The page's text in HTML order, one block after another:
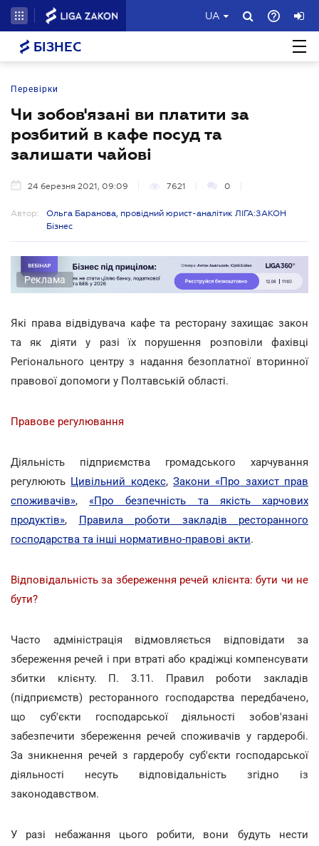
UA
БІЗНЕС
Перевірки
Чи зобов'язані ви платити за
розбитий в кафе посуд та
залишати чайові
24 березня 2021, 09:09 7621 0
Автор:
Ольга Баранова, провідний юрист-аналітик ЛІГА:ЗАКОН
Бізнес
Реклама
Які права відвідувача кафе та ресторану захищає закон
та як діяти у разі їх порушення розповіли фахівці
Регіонального центру з надання безоплатної вторинної
правової допомоги у Полтавській області.
Правове регулювання
Діяльність підприємства громадського харчування
регулюють Цивільний кодекс,Закони «Про захист прав
споживачів», «Про безпечність та якість харчових
продуктів», Правила роботи закладів ресторанного
господарства та інші нормативно-правові акти.
Відповідальність за збереження речей клієнта: бути чи не
бути?
Часто адміністрація відмовляється відповідати за
збереження речей і при втраті або крадіжці компенсувати
збитки клієнту. П. 3.11. Правил роботи закладів
(підприємств) ресторанного господарства передбачено,
що суб'єкти господарської діяльності зобов'язані
забезпечити збереження речей споживачів у гардеробі.
За зникнення речей з гардеробу суб'єкти господарської
діяльності несуть відповідальність згідно із
законодавством.
У разі небажання цього робити, вони будуть нести